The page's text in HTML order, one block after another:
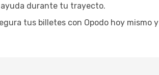
durante tu trayecto.
tus billetes con Opodo hoy mismo y